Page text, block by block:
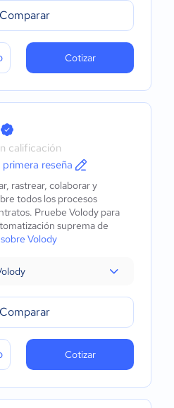
Comparar
Cotizar
calificación
reseña
rastrear, colaborar y
todos los procesos
Pruebe Volody para
suprema de
Volody
Comparar
Cotizar